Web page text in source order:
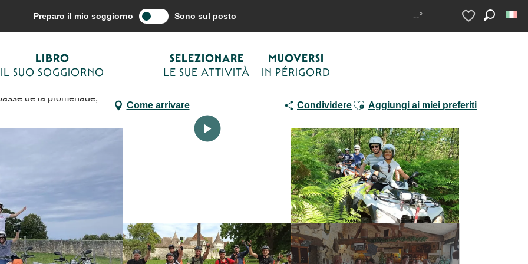
Preparo il mio soggiorno Sono sul posto --°
Voir les favoris
LIBRO
IL SUO SOGGIORNO
SELEZIONARE
LE SUE ATTIVITÀ
MUOVERSI
IN PÉRIGORD
le mie attività Attività all’aperto e per il tempo libero Les randos de Nico
de la promenade,
Come arrivare CondividereAjouter aux favoris
Aggiungi ai miei preferiti